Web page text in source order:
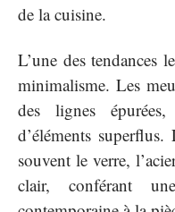
de la cuisine.
L’une des tendances
minimalisme. Les
des lignes
d’éléments
souvent le verre,
clair, conférant